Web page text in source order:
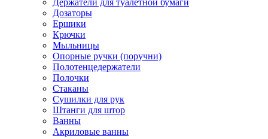
Дозаторы
Ершики
Крючки
Мыльницы
Опорные ручки (поручни)
Полотенцедержатели
Полочки
Стаканы
Сушилки для рук
Штанги для штор
Ванны
Акриловые ванны